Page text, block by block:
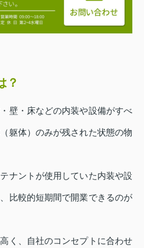
？
壁・床などの内装や設備がすべ
躯体）のみが残された状態の物
ナントが使用していた内装や設
比較的短期間で開業できるのが
く、自社のコンセプトに合わせ